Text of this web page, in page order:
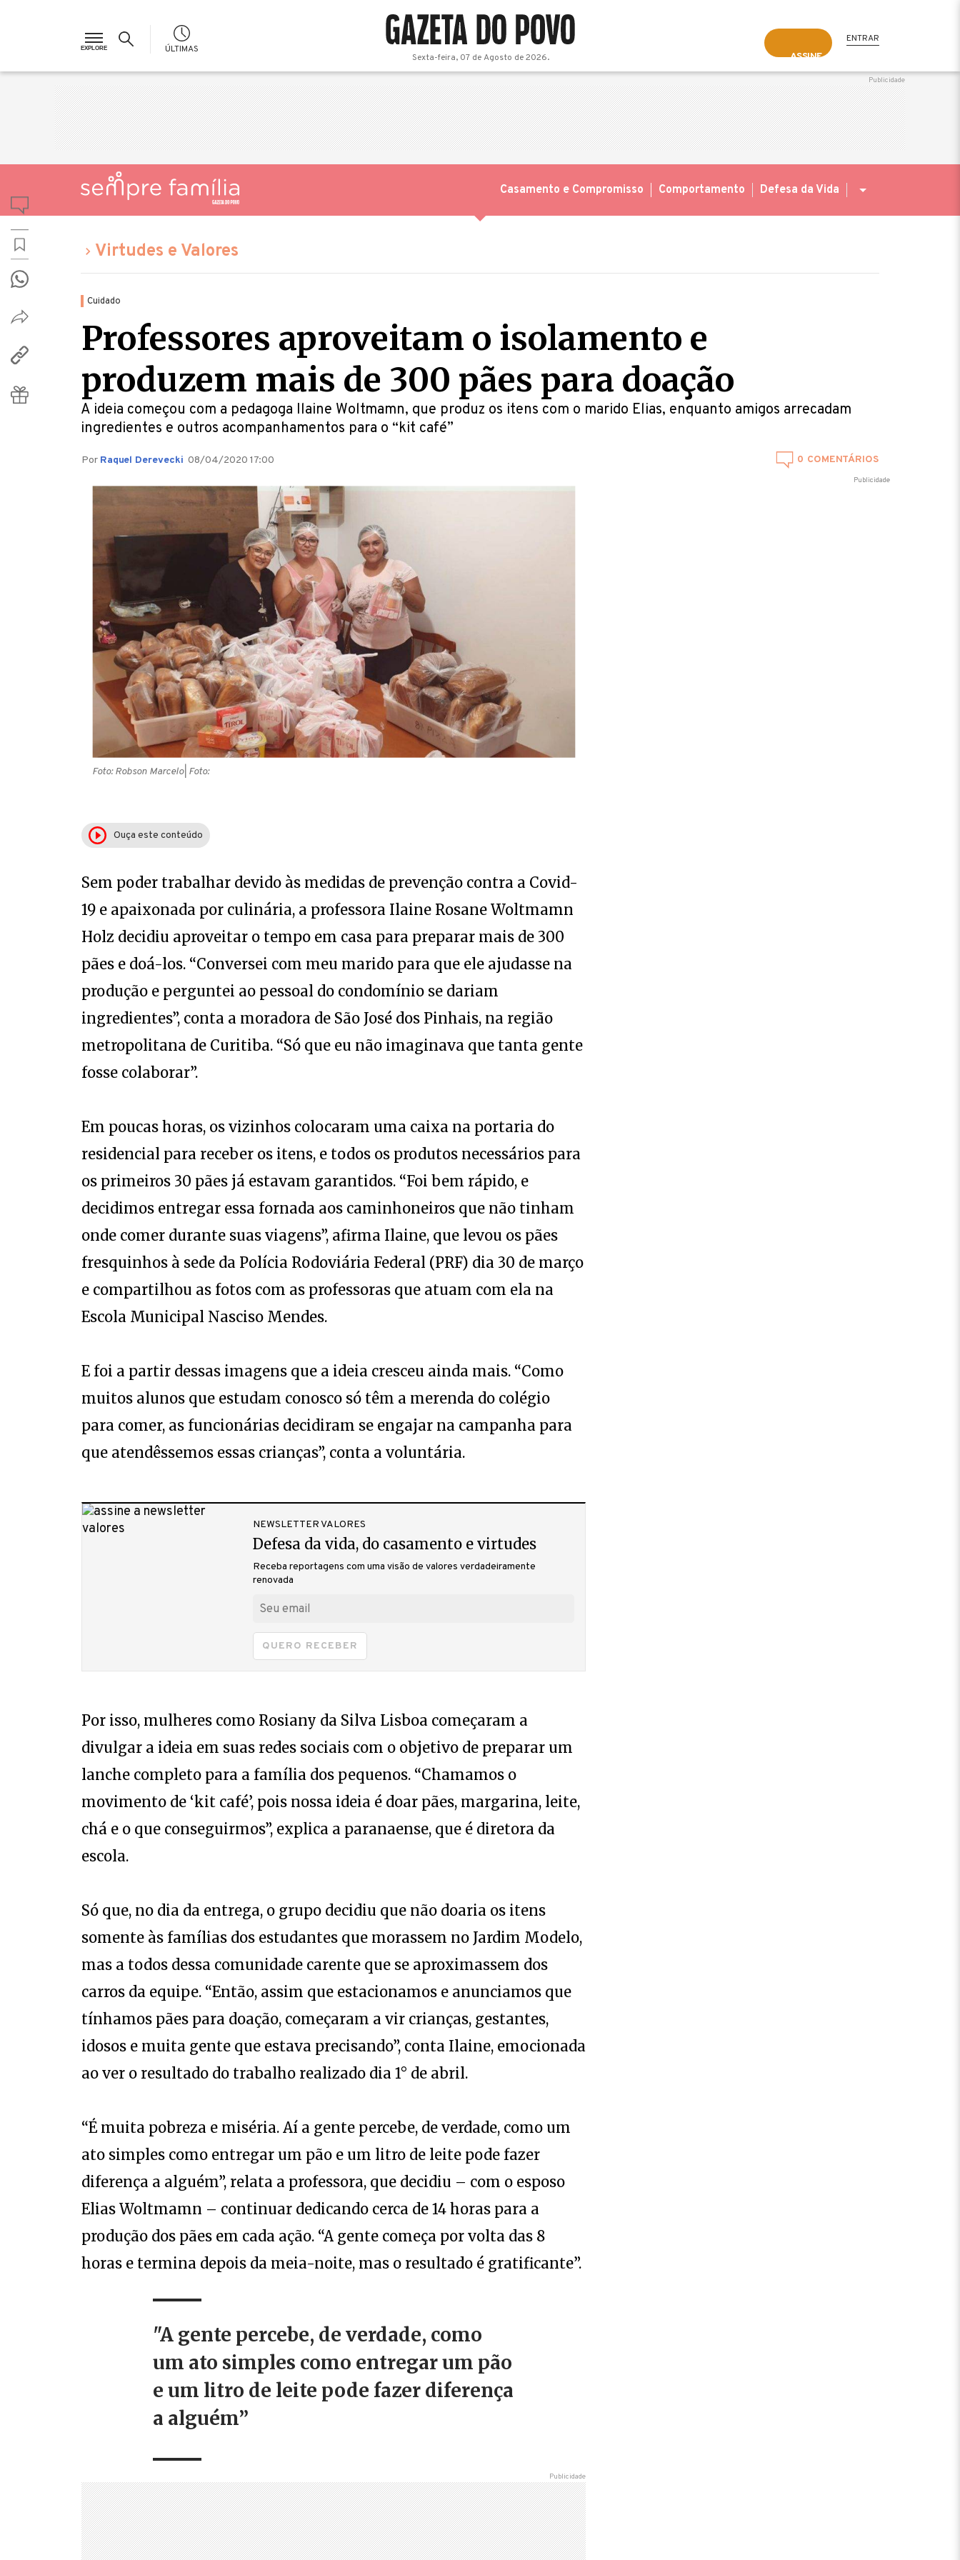
ÚLTIMAS
ASSINE
ENTRAR
Sexta-feira, 07 de Agosto de 2026.
Casamento e Compromisso Comportamento Defesa da Vida
Virtudes e Valores
Cuidado
Professores aproveitam o isolamento e
produzem mais de 300 pães para doação
A ideia começou com a pedagoga Ilaine Woltmamn, que produz os itens com o marido Elias, enquanto amigos arrecadam
ingredientes e outros acompanhamentos para o “kit café”
Por Raquel Derevecki 08/04/2020 17:00 0
Foto: Robson Marcelo| Foto:
Ouça este conteúdo
Sem poder trabalhar devido às medidas de prevenção contra a Covid-
19 e apaixonada por culinária, a professora Ilaine Rosane Woltmamn
Holz decidiu aproveitar o tempo em casa para preparar mais de 300
pães e doá-los. “Conversei com meu marido para que ele ajudasse na
produção e perguntei ao pessoal do condomínio se dariam
ingredientes”, conta a moradora de São José dos Pinhais, na região
metropolitana de Curitiba. “Só que eu não imaginava que tanta gente
fosse colaborar”.
Em poucas horas, os vizinhos colocaram uma caixa na portaria do
residencial para receber os itens, e todos os produtos necessários para
os primeiros 30 pães já estavam garantidos. “Foi bem rápido, e
decidimos entregar essa fornada aos caminhoneiros que não tinham
onde comer durante suas viagens”, afirma Ilaine, que levou os pães
fresquinhos à sede da Polícia Rodoviária Federal (PRF) dia 30 de março
e compartilhou as fotos com as professoras que atuam com ela na
Escola Municipal Nasciso Mendes.
E foi a partir dessas imagens que a ideia cresceu ainda mais. “Como
muitos alunos que estudam conosco só têm a merenda do colégio
para comer, as funcionárias decidiram se engajar na campanha para
que atendêssemos essas crianças”, conta a voluntária.
NEWSLETTER VALORES
Defesa da vida, do casamento e virtudes
Receba reportagens com uma visão de valores verdadeiramente
renovada
QUERO RECEBER
Por isso, mulheres como Rosiany da Silva Lisboa começaram a
divulgar a ideia em suas redes sociais com o objetivo de preparar um
lanche completo para a família dos pequenos. “Chamamos o
movimento de ‘kit café’, pois nossa ideia é doar pães, margarina, leite,
chá e o que conseguirmos”, explica a paranaense, que é diretora da
escola.
Só que, no dia da entrega, o grupo decidiu que não doaria os itens
somente às famílias dos estudantes que morassem no Jardim Modelo,
mas a todos dessa comunidade carente que se aproximassem dos
carros da equipe. “Então, assim que estacionamos e anunciamos que
tínhamos pães para doação, começaram a vir crianças, gestantes,
idosos e muita gente que estava precisando”, conta Ilaine, emocionada
ao ver o resultado do trabalho realizado dia 1° de abril.
“É muita pobreza e miséria. Aí a gente percebe, de verdade, como um
ato simples como entregar um pão e um litro de leite pode fazer
diferença a alguém”, relata a professora, que decidiu – com o esposo
Elias Woltmamn – continuar dedicando cerca de 14 horas para a
produção dos pães em cada ação. “A gente começa por volta das 8
horas e termina depois da meia-noite, mas o resultado é gratificante”.
"A gente percebe, de verdade, como
um ato simples como entregar um pão
e um litro de leite pode fazer diferença
a alguém”